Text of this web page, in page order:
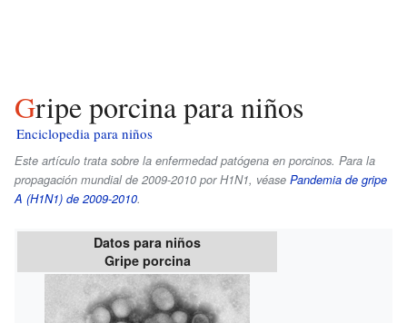
Gripe porcina para niños
Enciclopedia para niños
Este artículo trata sobre la enfermedad patógena en porcinos. Para la
propagación mundial de 2009-2010 por H1N1, véase Pandemia de gripe
A (H1N1) de 2009-2010.
Datos para niños
Gripe porcina